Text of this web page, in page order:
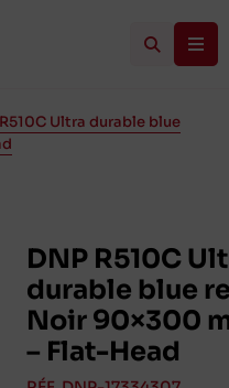
Ultra durable blue
DNP R510C
durable blue
Noir 90×300
– Flat-Head